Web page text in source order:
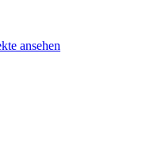
ansehen